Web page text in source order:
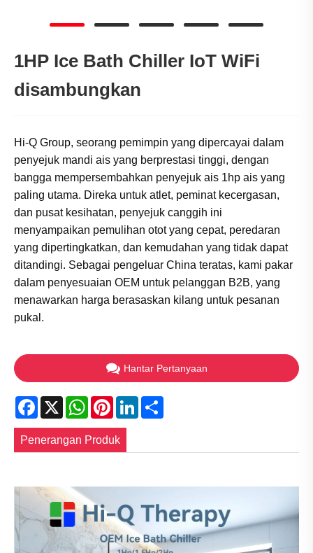
1HP Ice Bath Chiller IoT WiFi
disambungkan
Hi-Q Group, seorang pemimpin yang dipercayai dalam
penyejuk mandi ais yang berprestasi tinggi, dengan
bangga mempersembahkan penyejuk ais 1hp ais yang
paling utama. Direka untuk atlet, peminat kecergasan,
dan pusat kesihatan, penyejuk canggih ini
menyampaikan pemulihan otot yang cepat, peredaran
yang dipertingkatkan, dan kemudahan yang tidak dapat
ditandingi. Sebagai pengeluar China teratas, kami pakar
dalam penyesuaian OEM untuk pelanggan B2B, yang
menawarkan harga berasaskan kilang untuk pesanan
pukal.
Hantar Pertanyaan
Facebook
X WhatsApp
PinterestLinkedIn
Penerangan Produk